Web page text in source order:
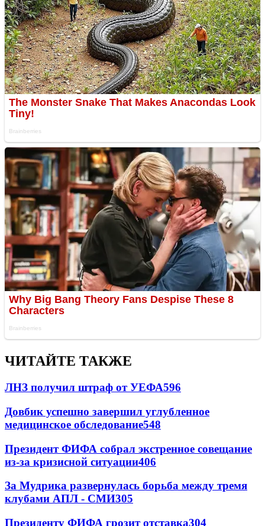
ЧИТАЙТЕ ТАКЖЕ
ЛНЗ получил штраф от УЕФА596
Довбик успешно завершил углубленное
медицинское обследование548
Президент ФИФА собрал экстренное совещание
из-за кризисной ситуации406
За Мудрика развернулась борьба между тремя
клубами АПЛ - СМИ305
Президенту ФИФА грозит отставка304